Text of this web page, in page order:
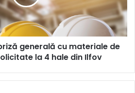
generală cu materiale de
la 4 hale din Ilfov